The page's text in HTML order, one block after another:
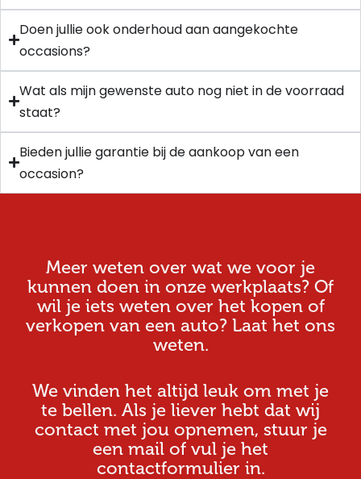
Doen jullie ook onderhoud aan aangekochte
occasions?
Wat als mijn gewenste auto nog niet in de voorraad
staat?
Bieden jullie garantie bij de aankoop van een
occasion?
Meer weten over wat we voor je
kunnen doen in onze werkplaats? Of
wil je iets weten over het kopen of
verkopen van een auto? Laat het ons
weten.
We vinden het altijd leuk om met je
te bellen. Als je liever hebt dat wij
contact met jou opnemen, stuur je
een mail of vul je het
contactformulier in.